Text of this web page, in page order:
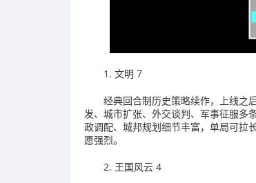
1. 文明 7
经典回合制历史策略续作，上线之
发、城市扩张、外交谈判、军事征服多
政调配、城邦规划细节丰富，单局可拉
愿强烈。
2. 王国风云 4